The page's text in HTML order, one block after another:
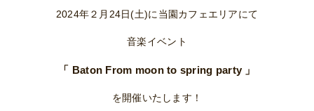
2024年２月24日(土)に当園カフェエリアにて
音楽イベント
「 Baton From moon to spring party 」
を開催いたします！